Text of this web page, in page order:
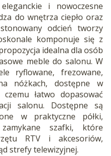
i nowoczesne
do wnętrza ciepło oraz
odcień tworzy
komponuje się z
idealna dla osób
meble do salonu. W
ryflowane, frezowane,
nóżkach, dostępne w
łatwo dopasować
salonu. Dostępne są
w praktyczne półki,
szafki, które
RTV i akcesoriów,
strefy telewizyjnej.